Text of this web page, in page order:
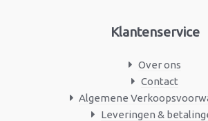
Klantenservice
Over ons
Contact
Algemene
Leveringen &